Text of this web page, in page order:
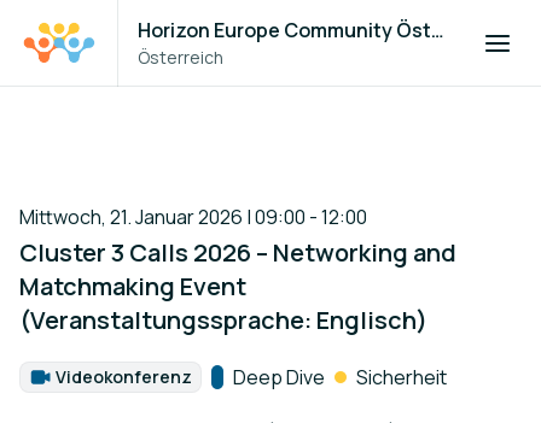
Horizon Europe Community Österreich
Österreich
Mittwoch, 21. Januar 2026 | 09:00 - 12:00
Cluster 3 Calls 2026 – Networking and
Matchmaking Event
(Veranstaltungssprache: Englisch)
Format:
Videokonferenz Kategorie:
Deep Dive Sicherheit